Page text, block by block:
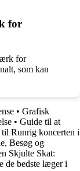
for
for
som kan
• Grafisk
• Guide til at
Runrig koncerten i
Besøg og
Skjulte Skat:
de bedste læger i